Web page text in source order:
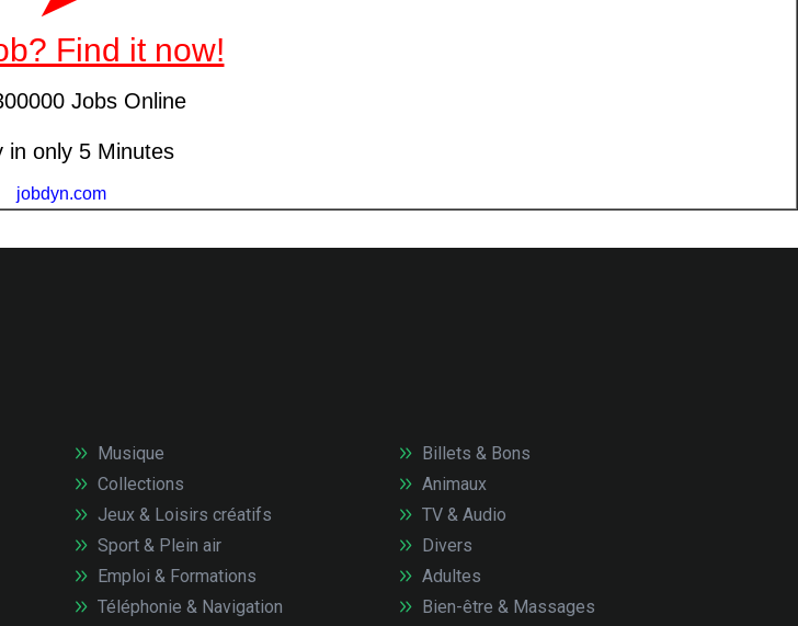
Musique
Collections
Jeux & Loisirs créatifs
Sport & Plein air
Emploi & Formations
Téléphonie & Navigation
Billets & Bons
Animaux
TV & Audio
Divers
Adultes
Bien-être & Massages